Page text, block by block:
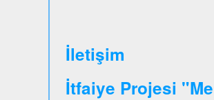
İletişim
İtfaiye Projesi